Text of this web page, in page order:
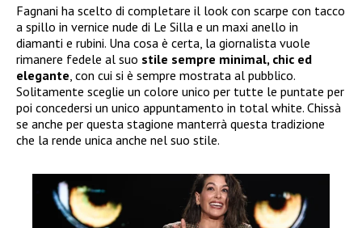
Fagnani ha scelto di completare il look con scarpe con tacco
a spillo in vernice nude di Le Silla e un maxi anello in
diamanti e rubini. Una cosa è certa, la giornalista vuole
rimanere fedele al suo stile sempre minimal, chic ed
elegante , con cui si è sempre mostrata al pubblico.
Solitamente sceglie un colore unico per tutte le puntate per
poi concedersi un unico appuntamento in total white. Chissà
se anche per questa stagione manterrà questa tradizione
che la rende unica anche nel suo stile.